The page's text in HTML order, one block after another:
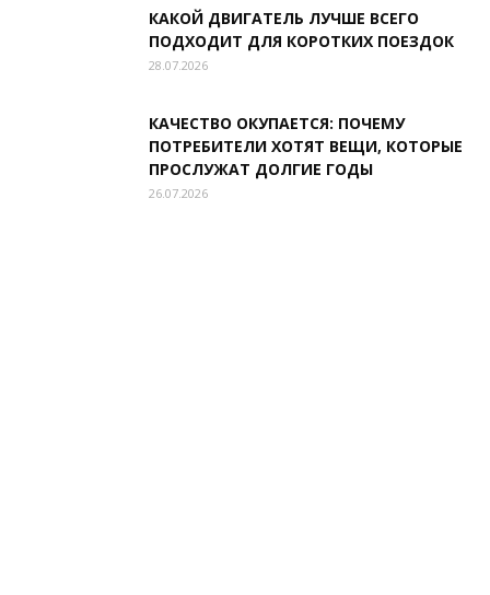
КАКОЙ ДВИГАТЕЛЬ ЛУЧШЕ ВСЕГО
ПОДХОДИТ ДЛЯ КОРОТКИХ ПОЕЗДОК
28.07.2026
КАЧЕСТВО ОКУПАЕТСЯ: ПОЧЕМУ
ПОТРЕБИТЕЛИ ХОТЯТ ВЕЩИ, КОТОРЫЕ
ПРОСЛУЖАТ ДОЛГИЕ ГОДЫ
26.07.2026